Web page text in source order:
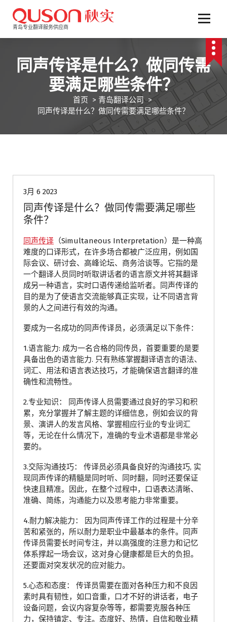
文
青岛专业翻译服务供应商
同声传译是什么？做同传需
要满足哪些条件？
首页 > 青岛翻译公司>
同声传译是什么？做同传需要满足哪些条件？
3月 6 2023
同声传译是什么？做同传需要满足哪些
条件？
同声传译 （Simultaneous Interpretation）是一种高
难度的口译形式，在许多场合都被广泛应用，例如国
际会议、研讨会、高峰论坛、商务洽谈等。它指的是
一个翻译人员同时听取讲话者的语言原文并将其翻译
成另一种语言，实时口语传递给监听者。同声传译的
目的是为了使语言交流能够真正实现，让不同语言背
景的人之间进行有效的沟通。
要成为一名成功的同声传译员，必须满足以下条件：
1.语言能力: 成为一名合格的同传员，首要重要的是要
具备出色的语言能力. 只有熟练掌握翻译语言的语法、
词汇、用法和语言表达技巧，才能确保语言翻译的准
确性和流畅性。
2.专业知识： 同声传译人员需要通过良好的学习和积
累，充分掌握并了解主题的详细信息，例如会议的背
景、演讲人的发言风格、掌握相应行业的专业词汇
等，无论在什么情况下，准确的专业术语都是非常必
要的。
3.交际沟通技巧： 传译员必须具备良好的沟通技巧, 实
现同声传译的精髓是同时听、同时翻，同时还要保证
快速且精准。因此，在整个过程中，口语表达清晰、
准确、简练，沟通能力以及思考能力非常重要。
4.耐力解决能力： 因为同声传译工作的过程是十分辛
苦和紧张的，所以耐力是职业中最基本的条件。同声
传译员需要长时间专注，并以高强度的注意力和记忆
体系撑起一场会议，这对身心健康都是巨大的负担。
还要面对突发状况的应对能力。
5.心态和态度： 传译员需要在面对各种压力和不良因
素时具有韧性，如口音重，口才不好的讲话者，电子
设备问题，会议内容复杂等等，都需要克服各种压
力，保持镇定、专注。态度好、热情，自信和敬业精